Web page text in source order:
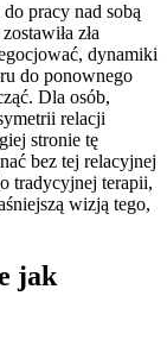
pracy nad sobą
zła
dynamiki
do ponownego
Dla osób,
relacji
stronie tę
bez tej relacyjnej
tradycyjnej terapii,
wizją tego,
jak